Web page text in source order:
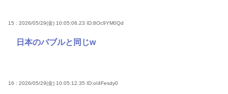
15 : 2026/05/29(金) 10:05:06.23 ID:8Oc9YM0Qd
日本のバブルと同じw
16 : 2026/05/29(金) 10:05:12.35 ID:oI4Fesdy0